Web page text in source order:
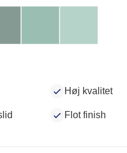
Høj kvalitet
Flot finish